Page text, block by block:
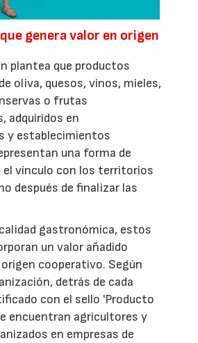
genera valor en origen
plantea que productos
oliva, quesos, vinos, mieles,
o frutas
adquiridos en
y establecimientos
una forma de
el vínculo con los territorios
después de finalizar las
gastronómica, estos
un valor añadido
cooperativo. Según
detrás de cada
con el sello 'Producto
encuentran agricultores y
en empresas de